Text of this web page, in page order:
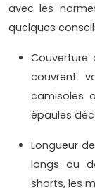
avec les
quelques
Couverture
couvrent
camisoles
épaules
Longueur
longs ou
shorts, les